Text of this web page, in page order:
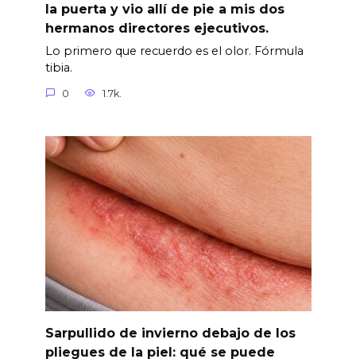
la puerta y vio allí de pie a mis dos
hermanos directores ejecutivos.
Lo primero que recuerdo es el olor. Fórmula
tibia.
0 1.7k.
Sarpullido de invierno debajo de los
pliegues de la piel: qué se puede